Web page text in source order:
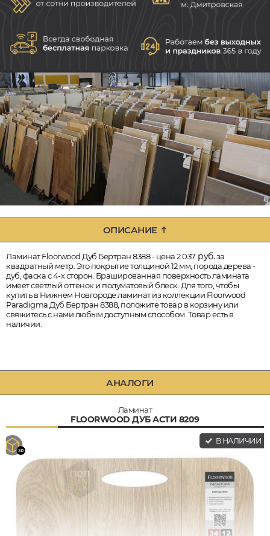
ОПИСАНИЕ
Ламинат Floorwood Дуб Бертран 8388 - цена 2 037 руб.за
квадратный метр. Это покрытие толщиной 12 мм, порода дерева -
дуб, фаска с 4-х сторон. Брашированная поверхность ламината
имеет светлый оттенок и полуматовый блеск. Для того, чтобы
купить в Нижнем Новгороде ламинат из коллекции Floorwood
Paradigma Дуб Бертран 8388, положите товар в корзину или
свяжитесь с нами любым доступным способом. Товар есть в
наличии.
АНАЛОГИ
Ламинат
FLOORWOOD ДУБ АСТИ 8209
В НАЛИЧИИ